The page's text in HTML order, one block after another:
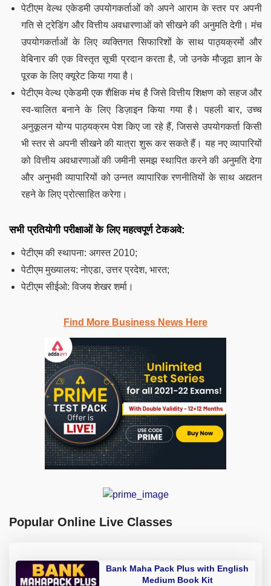
पेटीएम वेल्थ एकेडमी उपयोगकर्ताओं को अपने आराम के स्तर पर अपनी
गति से ट्रेडिंग और वित्तीय अवधारणाओं को सीखने की अनुमति देगी। मंच
उपयोगकर्ताओं के लिए व्यक्तिगत सिफारिशों के साथ पाठ्यक्रमों और
वेबिनार की एक विस्तृत सूची प्रदान करता है, जो उनके मौजूदा ज्ञान के
पूरक के लिए क्यूरेट किया गया है।
पेटीएम वेल्थ एकेडमी एक शैक्षिक मंच है जिसे वित्तीय शिक्षण को सहज और
स्व-चालित बनाने के लिए डिज़ाइन किया गया है। पहली बार, उच्च
अनुकूलन योग्य पाठ्यक्रम पेश किए जा रहे हैं, जिससे उपयोगकर्ता किसी
भी स्तर से अपनी सीखने की यात्रा शुरू कर सकते हैं। यह नए व्यापारियों
को वित्तीय अवधारणाओं की जमीनी समझ स्थापित करने की अनुमति देगा
और अनुभवी व्यापारियों को उन्नत व्यापारिक रणनीतियों के साथ अद्यतन
रहने के लिए प्रोत्साहित करेगा।
सभी प्रतियोगी परीक्षाओं के लिए महत्वपूर्ण टेकअवे:
पेटीएम की स्थापना: अगस्त 2010;
पेटीएम मुख्यालय: नोएडा, उत्तर प्रदेश, भारत;
पेटीएम सीईओ: विजय शेखर शर्मा।
Find More Business News Here
Popular Online Live Classes
Bank Maha Pack Plus with English
Medium Book Kit